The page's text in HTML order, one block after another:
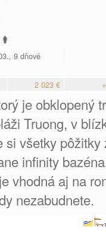
9 dňové
2 023 €
je obklopený
Truong, v
všetky
infinity
vhodná aj na
nezabudnete.